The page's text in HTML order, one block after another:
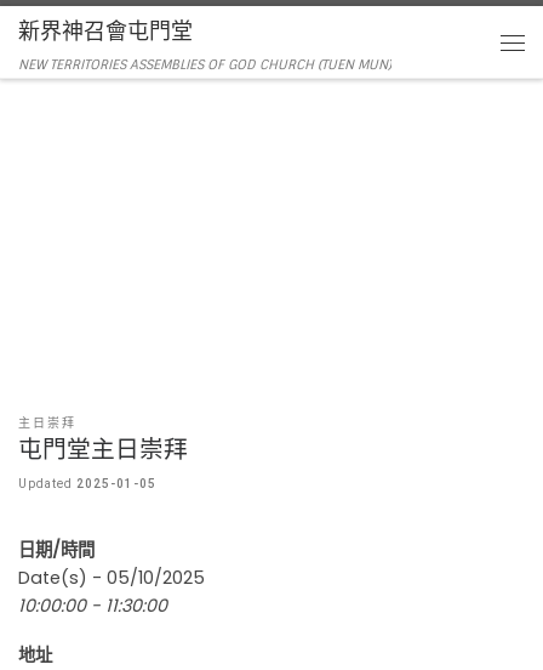
新界神召會屯門堂
NEW TERRITORIES ASSEMBLIES OF GOD CHURCH (TUEN MUN)
主日崇拜
屯門堂主日崇拜
Updated 2025-01-05
日期/時間
Date(s) - 05/10/2025
10:00:00 - 11:30:00
地址